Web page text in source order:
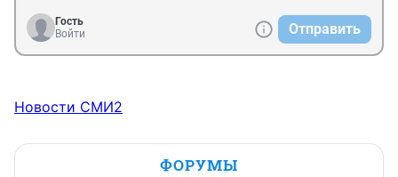
Гость
Войти
Отправить
Новости СМИ2
ФОРУМЫ